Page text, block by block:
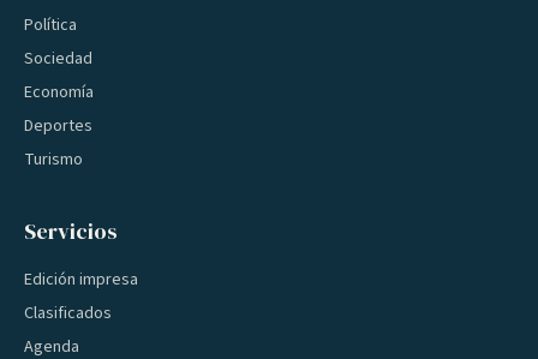
Política
Sociedad
Economía
Deportes
Turismo
Servicios
Edición impresa
Clasificados
Agenda